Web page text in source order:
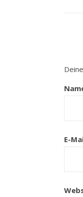
E-